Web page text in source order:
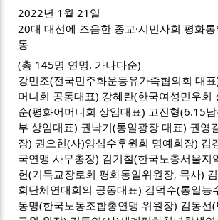
2022년 1월 21일
20대 대선에 즈음한 종교·시민사회 평화
동
(총 145명 연명, 가나다순)
강민조(전국민주화운동유가족협의회 대
머니회 공동대표) 강혜란(한국여성민우회
순(평화어머니회 상임대표) 고진형(6.15
부 상임대표) 권낙기(통일광장 대표) 권영
장) 권오헌(사)양심수후원회 명예회장) 김
국연맹 사무총장) 김기철(한국노총서울지
헌(기독교장로회 평화통일위원장, 목사)
회단체연대회의 공동대표) 김덕수(통일농
동명(한국노동조합총연맹 위원장) 김동선